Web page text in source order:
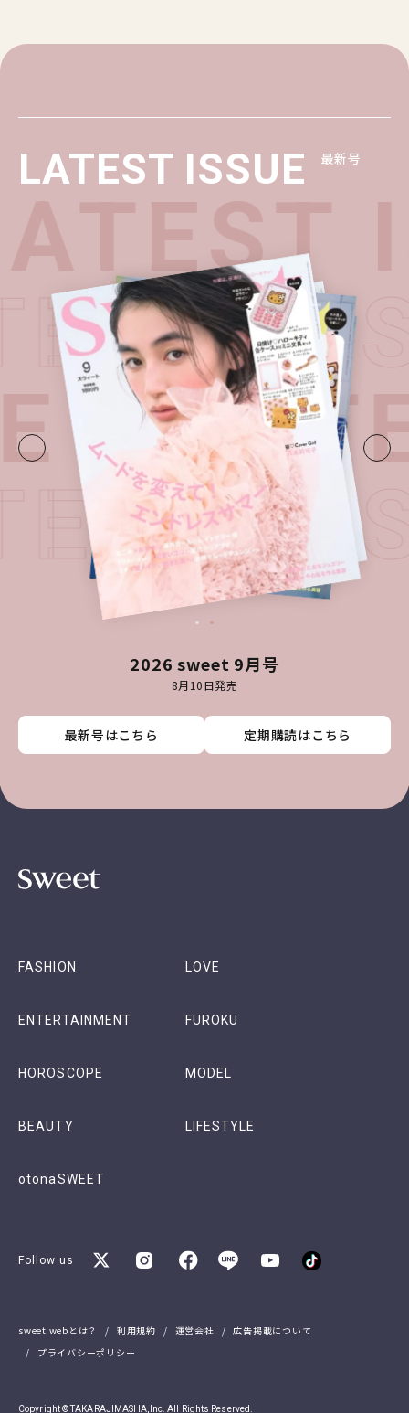
LATEST ISSUE 最新号
2026 sweet 9月号
8月10日発売
最新号はこちら 定期購読はこちら
最新号はこちら 定期購読はこちら
最新号はこちら 定期購読はこちら
最新号はこちら 定期購読はこちら
FASHION LOVE
ENTERTAINMENT FUROKU
HOROSCOPE MODEL
BEAUTY LIFESTYLE
otonaSWEET
Follow us
sweet webとは？ 利用規約 運営会社
広告掲載について
プライバシーポリシー
Copyright © TAKARAJIMASHA,Inc. All Rights Reserved.